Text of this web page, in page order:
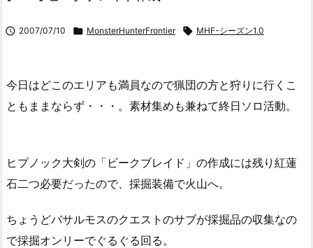
 2007/07/10  MonsterHunterFrontier  MHF-シーズン1.0
今日はどこのエリアも満員なので猟団の方と狩りに行くこ
ともままならず・・・。素材集めも兼ねて終日ソロ活動。
ヒプノック大剣の「ビークブレイド」の作成には残り紅蓮
石二つ必要だったので、採掘装備で火山へ。
ちょうどバサルモスのクエストのサブが採掘品の収集なの
で採掘オンリーでぐるぐる回る。